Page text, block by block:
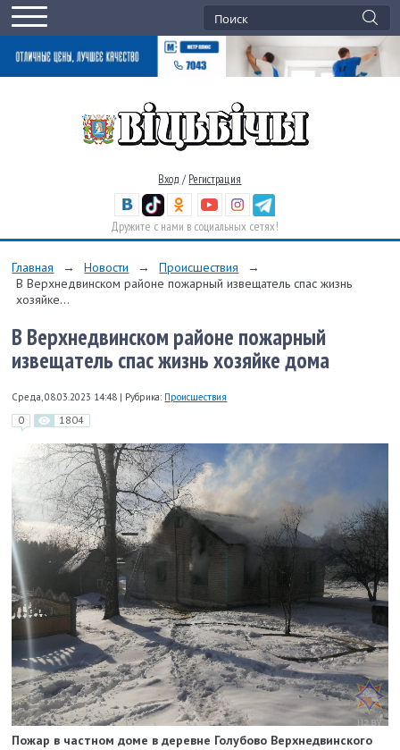
Вход / Регистрация
Дружите с нами в социальных сетях!
Главная → Новости → Происшествия
→
В Верхнедвинском районе пожарный извещатель спас жизнь
хозяйке...
В Верхнедвинском районе пожарный
извещатель спас жизнь хозяйке дома
Среда, 08.03.2023 14:48 | Рубрика: Происшествия
0 1804
Пожар в частном доме в деревне Голубово Верхнедвинского